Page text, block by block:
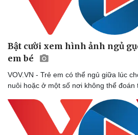
Doanh nghiệp
Thông tin doanh nghiệp
Doanh nghiệp 24h
Doanh nhân
Tin
Trải
Bật cười xem hình ảnh ngủ
em bé
VOV.VN - Trẻ em có thể ngủ giữa lúc
nuôi hoặc ở một số nơi không thể đoán